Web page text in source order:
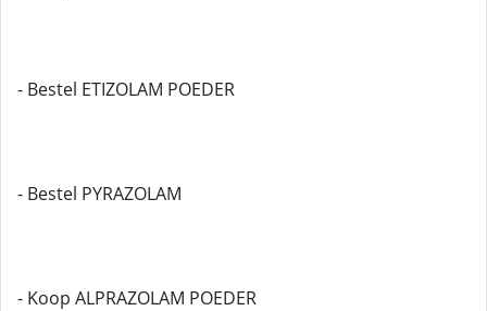
- Bestel ETIZOLAM POEDER
- Bestel PYRAZOLAM
- Koop ALPRAZOLAM POEDER